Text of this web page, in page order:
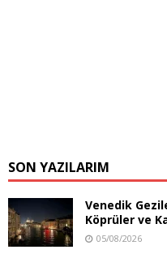
SON YAZILARIM
Venedik
Köprüler ve
05/08/2026